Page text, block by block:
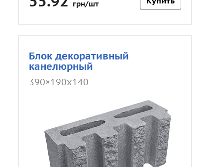
грн/шт
Блок декоративный
канелюрный
390×190x140